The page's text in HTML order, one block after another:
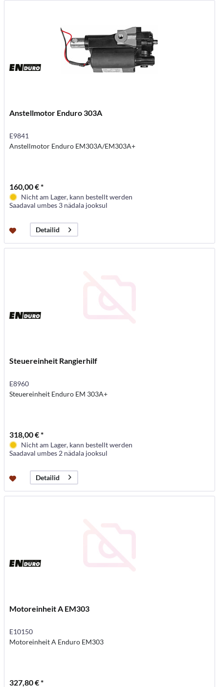
Anstellmotor Enduro 303A
E9841
Anstellmotor Enduro EM303A/EM303A+
160,00 € *
Nicht am Lager, kann bestellt werden
Saadaval umbes 3 nädala jooksul
Detailid
Steuereinheit Rangierhilf
E8960
Steuereinheit Enduro EM 303A+
318,00 € *
Nicht am Lager, kann bestellt werden
Saadaval umbes 2 nädala jooksul
Detailid
Motoreinheit A EM303
E10150
Motoreinheit A Enduro EM303
327,80 € *